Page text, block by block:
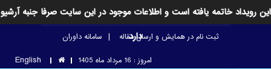
این رویداد خاتمه یافته است و اطلاعات موجود در این سایت صرفا جنبه آرشیو
دارد
ثبت نام در همایش و ارسال مقاله سامانه داوران
امروز : 16 مرداد ماه 1405 English